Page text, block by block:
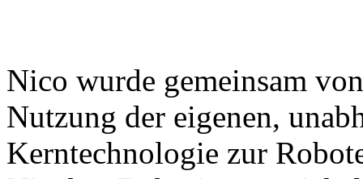
Nico wurde gemeinsam
Nutzung der eigenen,
Kerntechnologie zur